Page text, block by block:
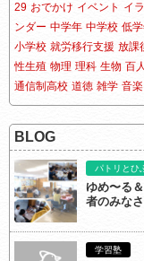
29 おでかけ イベント イ
ンダー 中学年 中学校 低
小学校 就労移行支援 放課
性生殖 物理 理科 生物 百
通信制高校 道徳 雑学 音楽
BLOG
パトリとひ
ゆめ〜る
者のみな
学習塾